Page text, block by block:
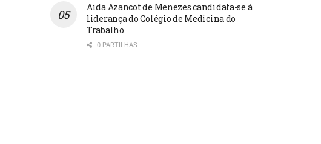
Aida Azancot de Menezes candidata-se à
liderança do Colégio de Medicina do
Trabalho
0 PARTILHAS